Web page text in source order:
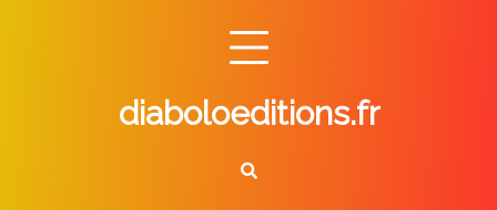
diaboloeditions.fr